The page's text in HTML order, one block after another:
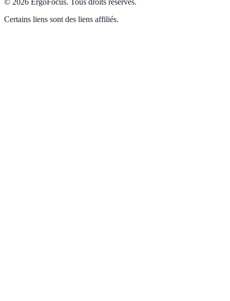
© 2026 ErgoFocus. Tous droits réservés.
Certains liens sont des liens affiliés.